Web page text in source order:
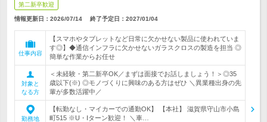
第二新卒歓迎
情報更新日：2026/07/14 終了予定日： 2027/01/04
仕事内容
【スマホやタブレットなど日常に欠かせない製品に使われていま
す◎】◆通信インフラに欠かせないガラスクロスの製造を担当 ◎
簡単な作業からお任せ
対象と
なる方
＜未経験・第二新卒OK／まずは面接でお話しましょう！＞◎35
歳以下(※) ◎モノづくりに興味のある方はぜひ ＼異業種出身の先
輩が多数活躍中／
勤務地
【転勤なし・マイカーでの通勤OK】 【本社】 滋賀県守山市小島
町515 ※U・Iターン歓迎！ ＼車…